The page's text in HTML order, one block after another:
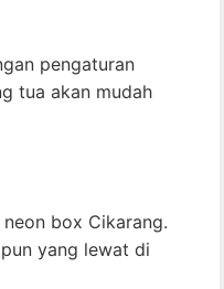
pengaturan
tua akan mudah
box Cikarang.
yang lewat di